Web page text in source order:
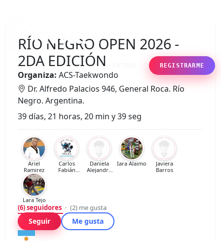
REGISTRARME
RÍO NEGRO OPEN 2026 -
2DA EDICIÓN
Organiza: ACS-Taekwondo
Dr. Alfredo Palacios 946, General Roca. Río
Negro. Argentina.
39 días, 21 horas, 20 min y 39 seg
Ariel
Ramirez
Carlos
Fabián
Daniela
Alejandra
Iara Alaimo
Javiera
Barros
Lara Tejo
(6)seguidores · (2) me gusta
Seguir Me gusta